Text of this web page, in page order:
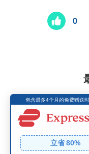
0
包含最多4个月的免费赠送时
立省 80%